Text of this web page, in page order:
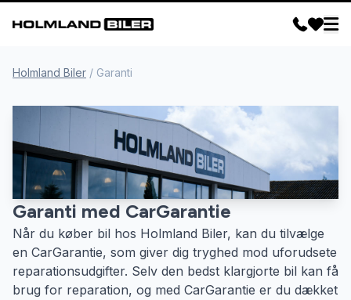
Holmland Biler / Garanti
Garanti med CarGarantie
Når du køber bil hos Holmland Biler, kan du tilvælge
en CarGarantie, som giver dig tryghed mod uforudsete
reparationsudgifter. Selv den bedst klargjorte bil kan få
brug for reparation, og med CarGarantie er du dækket